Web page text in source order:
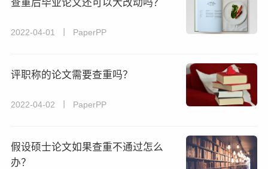
查重后毕业论文还可以大改动吗？
2022-04-01 丨 PaperPP
评职称的论文需要查重吗？
2022-04-02 丨 PaperPP
假设硕士论文如果查重不通过怎么
办？